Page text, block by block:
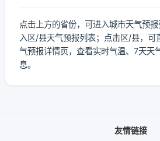
点击上方的省份，可进入城市天气预
入区/县天气预报列表；点击区/县，可
气预报详情页，查看实时气温、7天天
息。
友情链接